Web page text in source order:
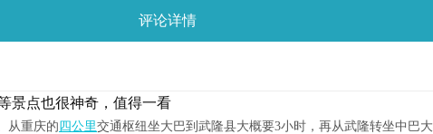
评论详情
景点也很神奇，值得一看
从重庆的 四公里交通枢纽坐大巴到武隆县大概要3小时，再从武隆转坐中巴大